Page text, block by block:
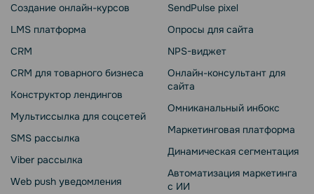
Создание онлайн-курсов
LMS платформа
CRM
CRM для товарного бизнеса
Конструктор лендингов
Мультиссылка для соцсетей
SMS рассылка
Viber рассылка
Web push уведомления
SendPulse pixel
Опросы для сайта
NPS-виджет
Онлайн-консультант для
сайта
Омниканальный инбокс
Маркетинговая платформа
Динамическая сегментация
Автоматизация маркетинга
с ИИ